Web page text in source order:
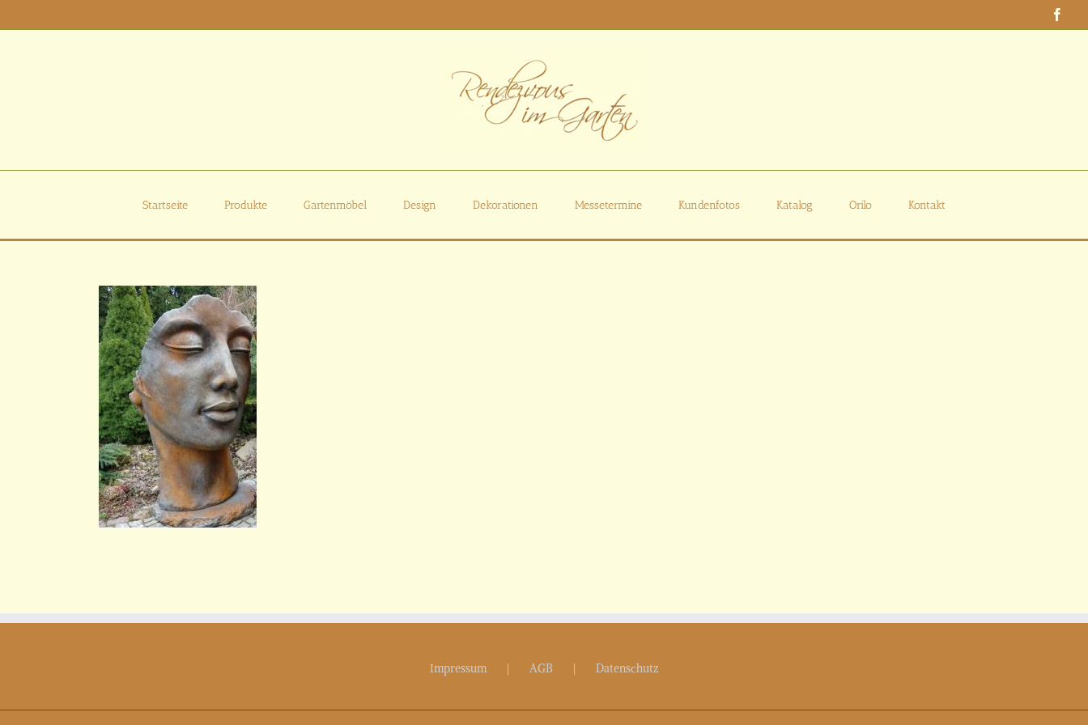
Inhalt
Startseite Produkte Gartenmöbel Design Dekorationen Messetermine Kundenfotos Katalog Orilo Kontakt
Impressum AGB Datenschutz